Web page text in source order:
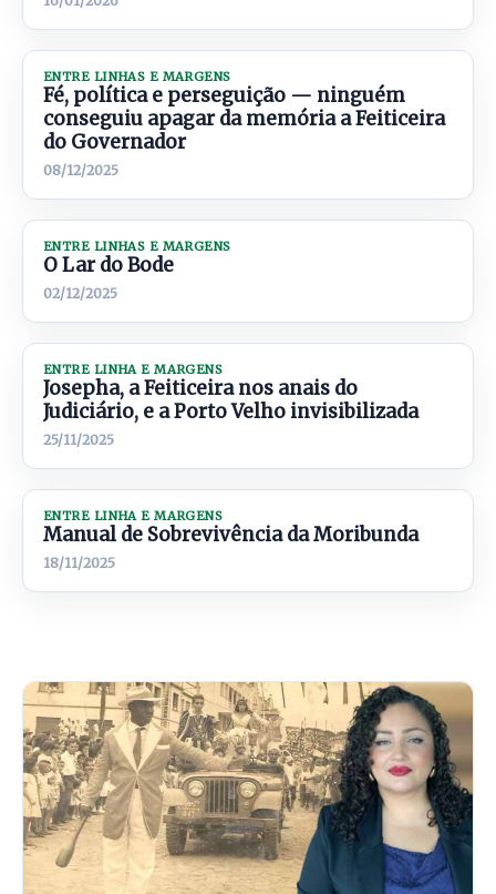
ENTRE LINHAS E MARGENS
Fé, política e perseguição — ninguém
conseguiu apagar da memória a Feiticeira
do Governador
08/12/2025
ENTRE LINHAS E MARGENS
O Lar do Bode
02/12/2025
ENTRE LINHA E MARGENS
Josepha, a Feiticeira nos anais do
Judiciário, e a Porto Velho invisibilizada
25/11/2025
ENTRE LINHA E MARGENS
Manual de Sobrevivência da Moribunda
18/11/2025